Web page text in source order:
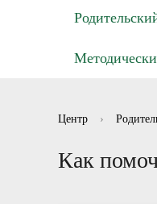
Отзывы
Нормативно
Центр ›
Как